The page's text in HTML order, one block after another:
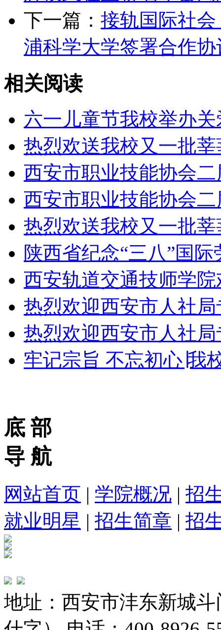
下一篇： 接轨国际社
浦科学大学签署合作协
相关阅读
六一儿童节我校举办
热烈欢送我校又一批
西安市职业技能协会
西安市职业技能协会
热烈欢送我校又一批
陕西省纪念“三八”国
西安轨道交通技师学
热烈欢迎西安市人社
热烈欢迎西安市人社
牢记宗旨 不忘初心∣我
底 部
导 航
网站首页 | 学院概况 | 招
就业明星 | 招生简章 | 招
地址：西安市沣东新城